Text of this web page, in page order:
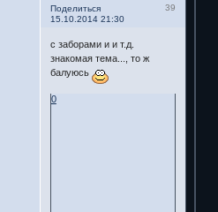
Поделиться
39
15.10.2014 21:30
с заборами и и т.д.
знакомая тема..., то ж
балуюсь
0